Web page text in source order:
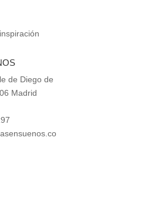
de Diego de
Madrid